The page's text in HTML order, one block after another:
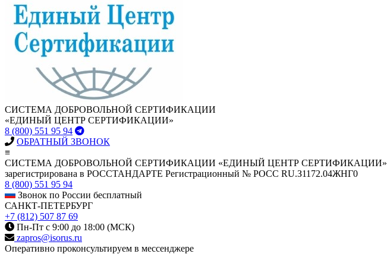
СИСТЕМА ДОБРОВОЛЬНОЙ СЕРТИФИКАЦИИ
«ЕДИНЫЙ ЦЕНТР СЕРТИФИКАЦИИ»
8 (800) 551 95 94
ОБРАТНЫЙ ЗВОНОК
≡
СИСТЕМА ДОБРОВОЛЬНОЙ СЕРТИФИКАЦИИ «ЕДИНЫЙ ЦЕНТР СЕРТИФИКАЦИИ»
зарегистрирована в РОССТАНДАРТЕ Регистрационный № РОСС RU.З1172.04ЖНГ0
8 (800) 551 95 94
Звонок по России бесплатный
САНКТ-ПЕТЕРБУРГ
+7 (812) 507 87 69
Пн-Пт с 9:00 до 18:00 (МСК)
zapros@isorus.ru
Оперативно проконсультируем в мессенджере